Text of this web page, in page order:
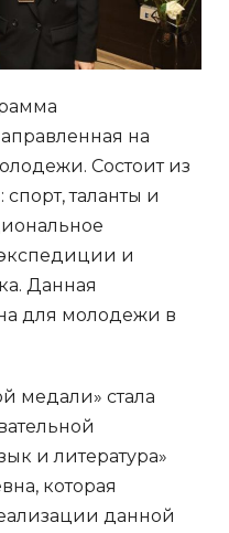
на
Состоит из
таланты и
и
Данная
для молодежи в
медали» стала
и литература»
которая
данной